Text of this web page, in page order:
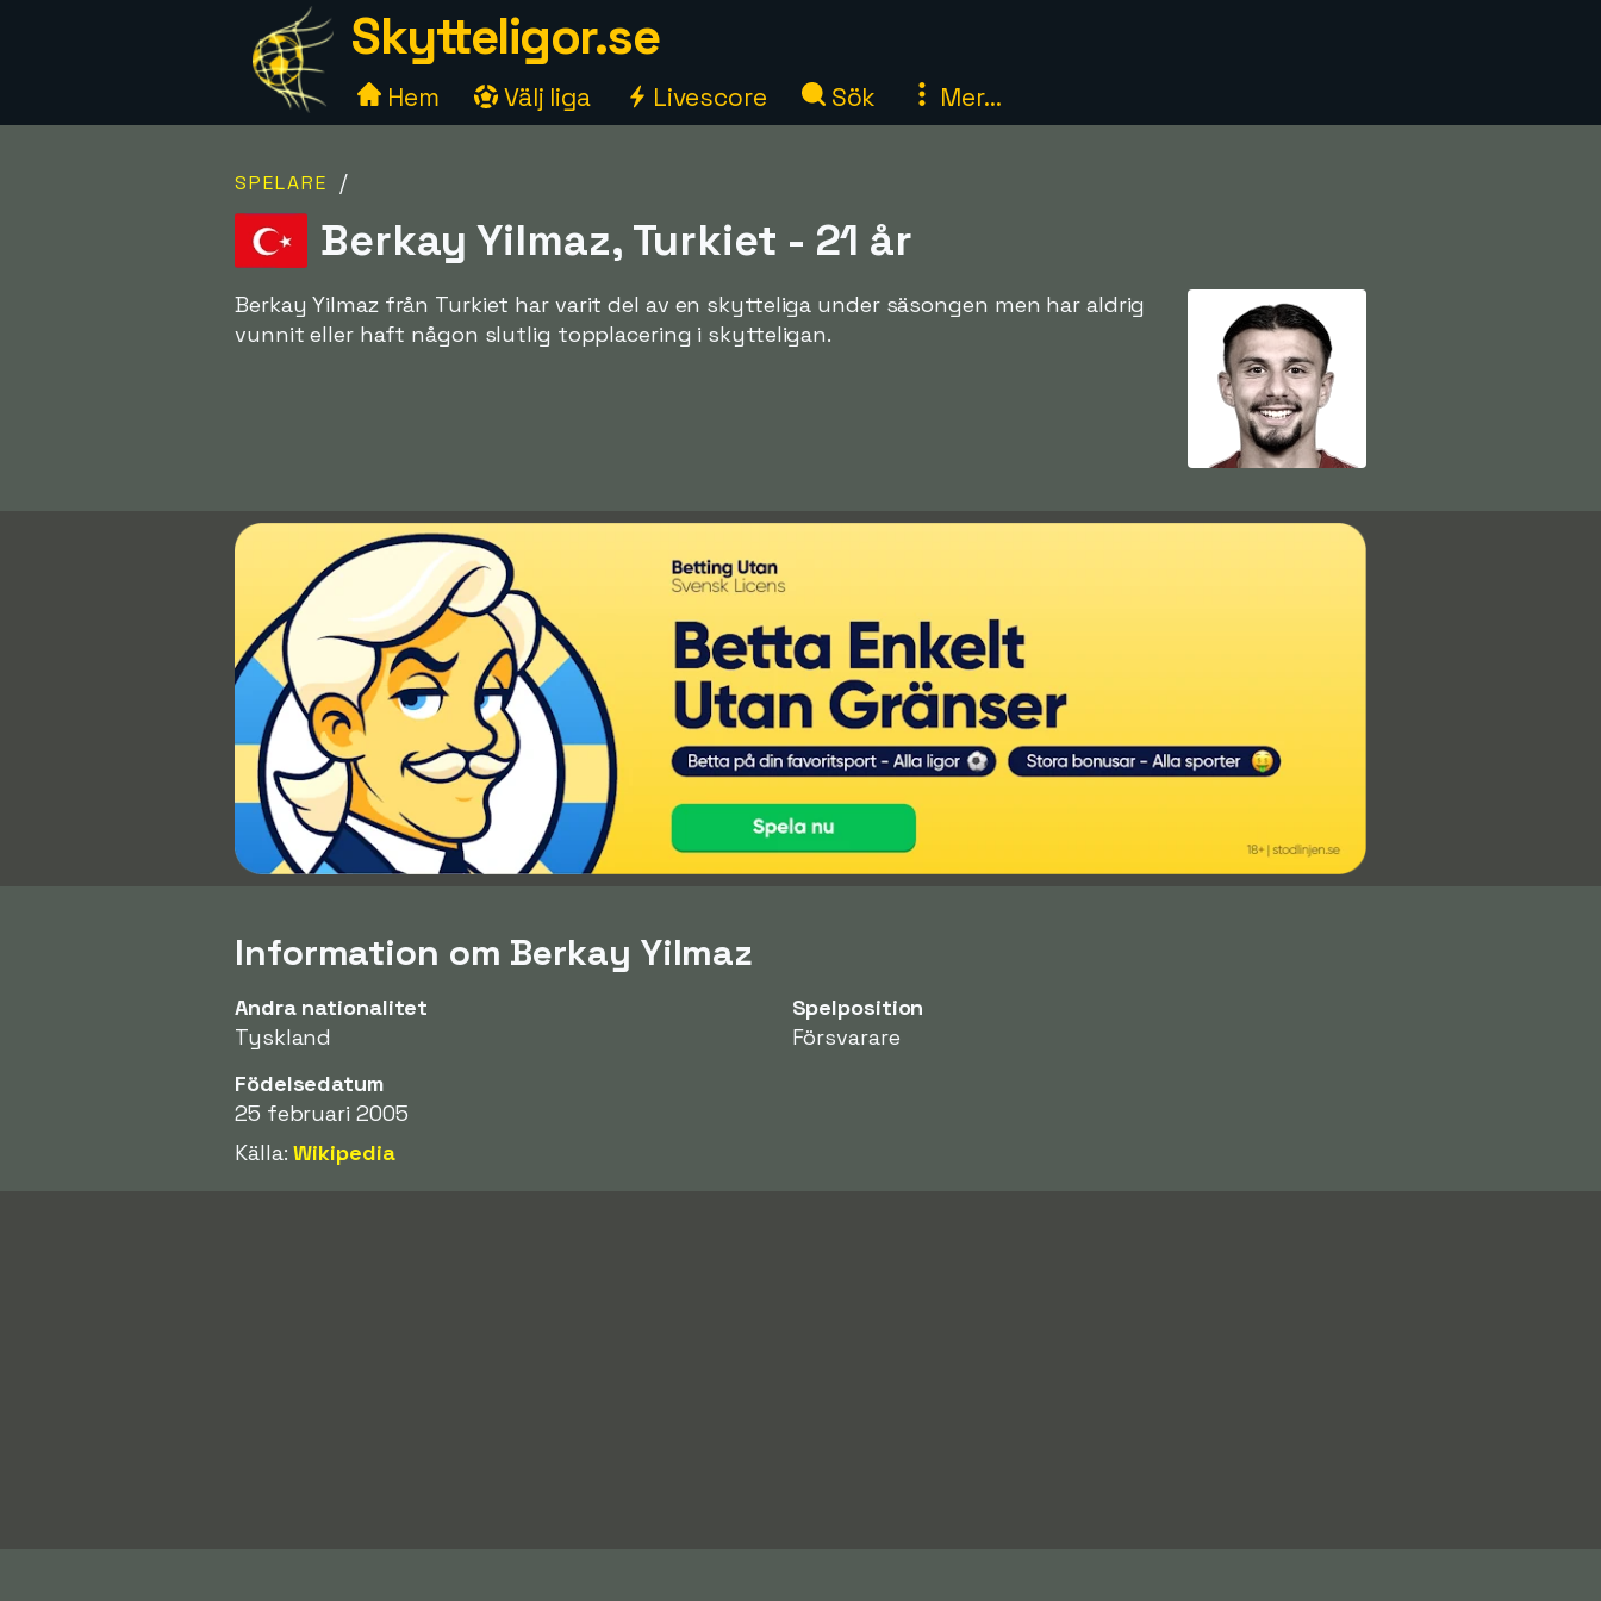
Skytteligor.se
Hem Välj liga Livescore Sök Mer...
SPELARE /
Berkay Yilmaz, Turkiet - 21 år
Berkay Yilmaz från Turkiet har varit del av en skytteliga under säsongen men har aldrig
vunnit eller haft någon slutlig topplacering i skytteligan.
Information om Berkay Yilmaz
Andra nationalitet
Tyskland
Spelposition
Försvarare
Födelsedatum
25 februari 2005
Källa:Wikipedia